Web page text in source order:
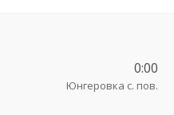
0:00
Юнгеровка с. пов.